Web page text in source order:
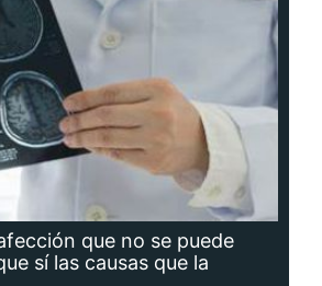
que no se puede
sí las causas que la